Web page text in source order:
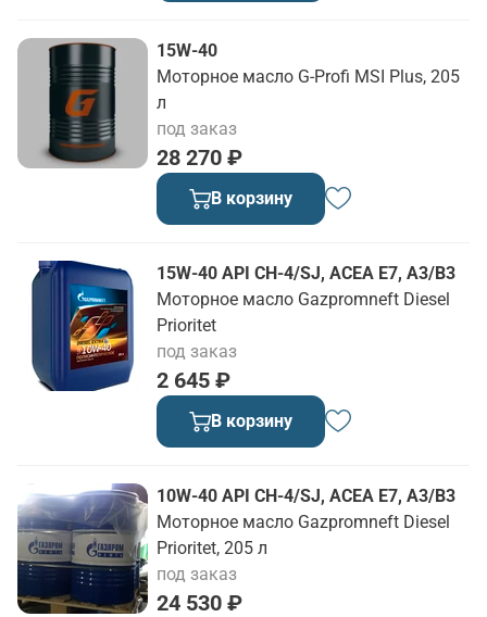
15W-40
Моторное масло G-Profi MSI Plus, 205
л
28 270 ₽
под заказ
В корзину
15W-40 API CH-4/SJ, ACEA E7, A3/B3
Моторное масло Gazpromneft Diesel
Prioritet
2 645 ₽
под заказ
В корзину
10W-40 API CH-4/SJ, ACEA E7, A3/B3
Моторное масло Gazpromneft Diesel
Prioritet, 205 л
24 530 ₽
под заказ